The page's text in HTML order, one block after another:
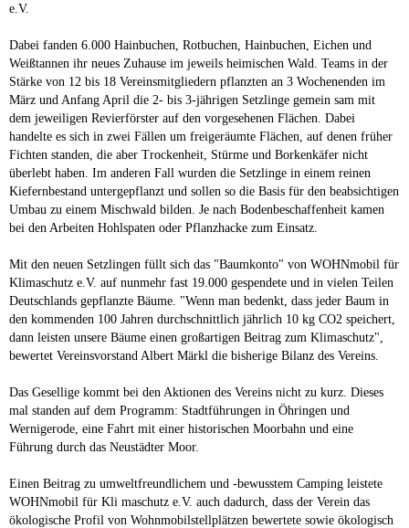
e.V.
Dabei fanden 6.000 Hainbuchen, Rotbuchen, Hainbuchen, Eichen und
Weißtannen ihr neues Zuhause im jeweils heimischen Wald. Teams in der
Stärke von 12 bis 18 Vereinsmitgliedern pflanzten an 3 Wochenenden im
März und Anfang April die 2- bis 3-jährigen Setzlinge gemein sam mit
dem jeweiligen Revierförster auf den vorgesehenen Flächen. Dabei
handelte es sich in zwei Fällen um freigeräumte Flächen, auf denen früher
Fichten standen, die aber Trockenheit, Stürme und Borkenkäfer nicht
überlebt haben. Im anderen Fall wurden die Setzlinge in einem reinen
Kiefernbestand untergepflanzt und sollen so die Basis für den beabsichtigen
Umbau zu einem Mischwald bilden. Je nach Bodenbeschaffenheit kamen
bei den Arbeiten Hohlspaten oder Pflanzhacke zum Einsatz.
Mit den neuen Setzlingen füllt sich das "Baumkonto" von WOHNmobil für
Klimaschutz e.V. auf nunmehr fast 19.000 gespendete und in vielen Teilen
Deutschlands gepflanzte Bäume. "Wenn man bedenkt, dass jeder Baum in
den kommenden 100 Jahren durchschnittlich jährlich 10 kg CO2 speichert,
dann leisten unsere Bäume einen großartigen Beitrag zum Klimaschutz",
bewertet Vereinsvorstand Albert Märkl die bisherige Bilanz des Vereins.
Das Gesellige kommt bei den Aktionen des Vereins nicht zu kurz. Dieses
mal standen auf dem Programm: Stadtführungen in Öhringen und
Wernigerode, eine Fahrt mit einer historischen Moorbahn und eine
Führung durch das Neustädter Moor.
Einen Beitrag zu umweltfreundlichem und -bewusstem Camping leistete
WOHNmobil für Kli maschutz e.V. auch dadurch, dass der Verein das
ökologische Profil von Wohnmobilstellplätzen bewertete sowie ökologisch